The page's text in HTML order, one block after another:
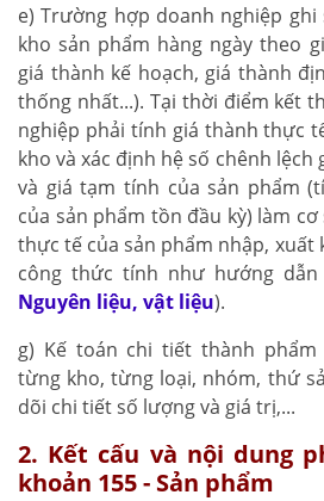
e) Trường hợp doanh nghiệp
kho sản phẩm hàng ngày theo
giá thành kế hoạch, giá thành
thống nhất...). Tại thời điểm kết
nghiệp phải tính giá thành thực
kho và xác định hệ số chênh
và giá tạm tính của sản phẩm
của sản phẩm tồn đầu kỳ) làm
thực tế của sản phẩm nhập, xuất
công thức tính như hướng
Nguyên liệu, vật liệu).
g) Kế toán chi tiết thành
từng kho, từng loại, nhóm, thứ
dõi chi tiết số lượng và giá trị,...
2. Kết cấu và nội dung
khoản 155 - Sản phẩm